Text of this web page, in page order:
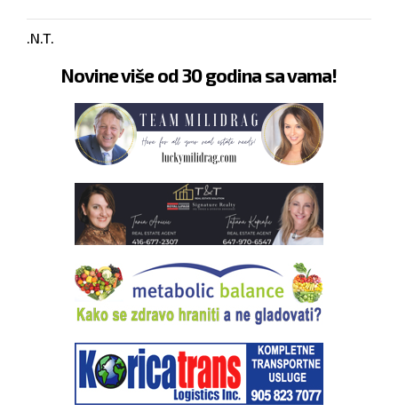
.N.T.
Novine više od 30 godina sa vama!